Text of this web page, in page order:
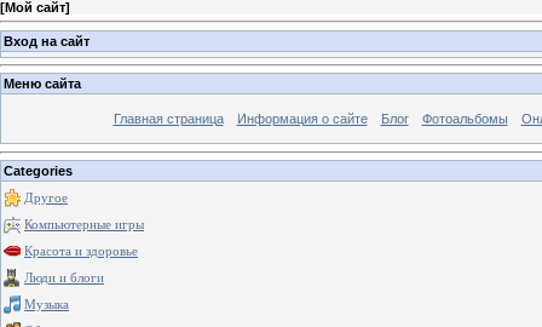
[Мой сайт]
Вход на сайт
Меню сайта
Главная страница Информация о сайте Блог Фотоальбомы
Categories
Другое
Компьютерные игры
Красота и здоровье
Люди и блоги
Музыка